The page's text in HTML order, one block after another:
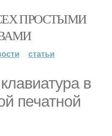
ПРОСТЫМИ
статьи
в
печатной